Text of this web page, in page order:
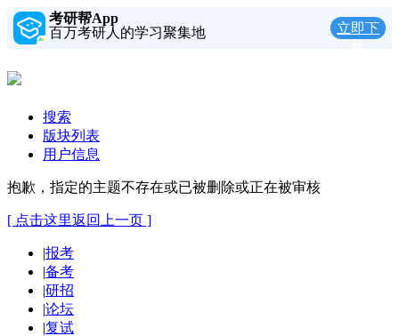
考研帮App
百万考研人的学习聚集地
立即下
搜索
版块列表
用户信息
抱歉，指定的主题不存在或已被删除或正在被审核
[ 点击这里返回上一页 ]
|报考
|备考
|研招
|论坛
|复试